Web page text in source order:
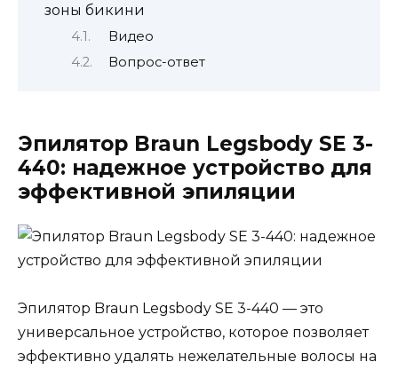
зоны бикини
Видео
Вопрос-ответ
Эпилятор Braun Legsbody SE 3-
440: надежное устройство для
эффективной эпиляции
Эпилятор Braun Legsbody SE 3-440 — это
универсальное устройство, которое позволяет
эффективно удалять нежелательные волосы на